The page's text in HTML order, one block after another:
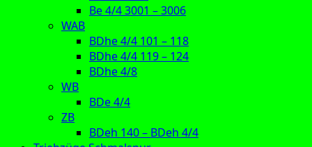
Be 4/4 3001 – 3006
WAB
BDhe 4/4 101 – 118
BDhe 4/4 119 – 124
BDhe 4/8
WB
BDe 4/4
ZB
BDeh 140 – BDeh 4/4